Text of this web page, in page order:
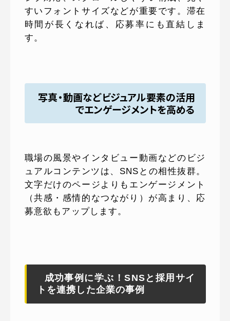
すいフォントサイズなどが重要です。滞在
時間が長くなれば、応募率にも直結しま
す。
写真・動画などビジュアル要素の活用
でエンゲージメントを高める
職場の風景やインタビュー動画などのビジ
ュアルコンテンツは、SNSとの相性抜群。
文字だけのページよりもエンゲージメント
（共感・感情的なつながり）が高まり、応
募意欲もアップします。
成功事例に学ぶ！SNSと採用サイ
トを連携した企業の事例